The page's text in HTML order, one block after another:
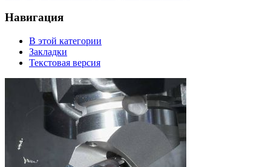
Навигация
В этой категории
Закладки
Текстовая версия